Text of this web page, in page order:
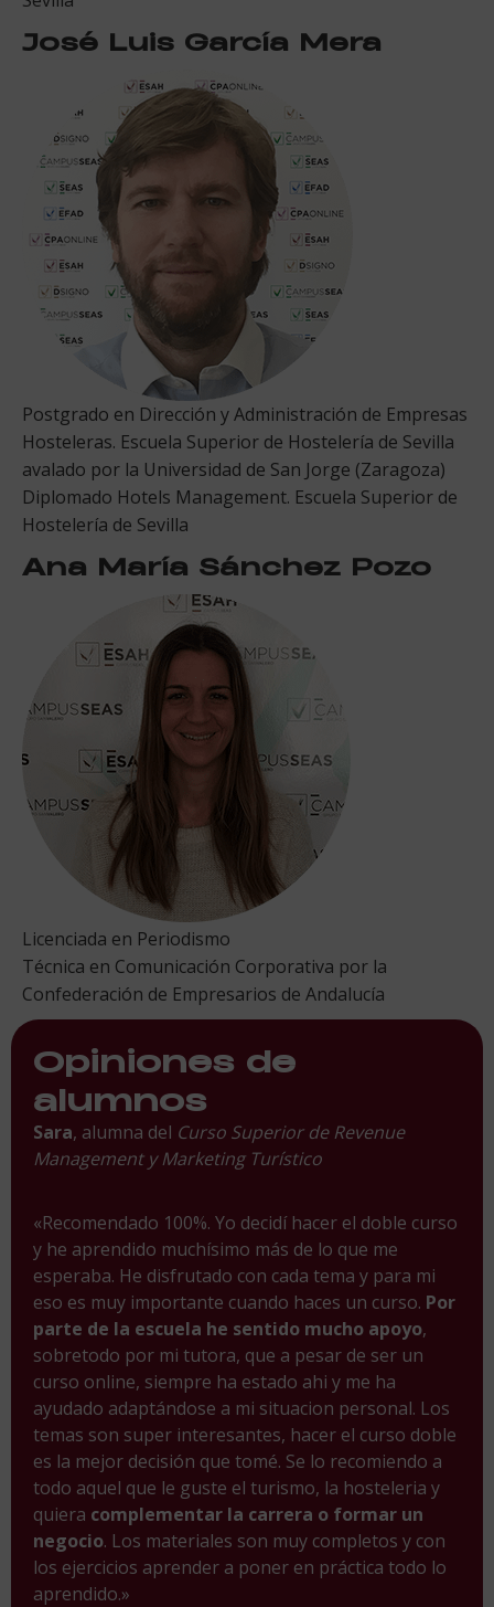
José Luis García Mera
Postgrado en Dirección y Administración de Empresas
Hosteleras. Escuela Superior de Hostelería de Sevilla
avalado por la Universidad de San Jorge (Zaragoza)
Diplomado Hotels Management. Escuela Superior de
Hostelería de Sevilla
Ana María Sánchez Pozo
Licenciada en Periodismo
Técnica en Comunicación Corporativa por la
Confederación de Empresarios de Andalucía
Opiniones de
alumnos
Sara, alumna del Curso Superior de Revenue
Management y Marketing Turístico
«Recomendado 100%. Yo decidí hacer el doble curso
y he aprendido muchísimo más de lo que me
esperaba. He disfrutado con cada tema y para mi
eso es muy importante cuando haces un curso. Por
parte de la escuela he sentido mucho apoyo,
sobretodo por mi tutora, que a pesar de ser un
curso online, siempre ha estado ahi y me ha
ayudado adaptándose a mi situacion personal. Los
temas son super interesantes, hacer el curso doble
es la mejor decisión que tomé. Se lo recomiendo a
todo aquel que le guste el turismo, la hosteleria y
quiera complementar la carrera o formar un
negocio. Los materiales son muy completos y con
los ejercicios aprender a poner en práctica todo lo
aprendido.»